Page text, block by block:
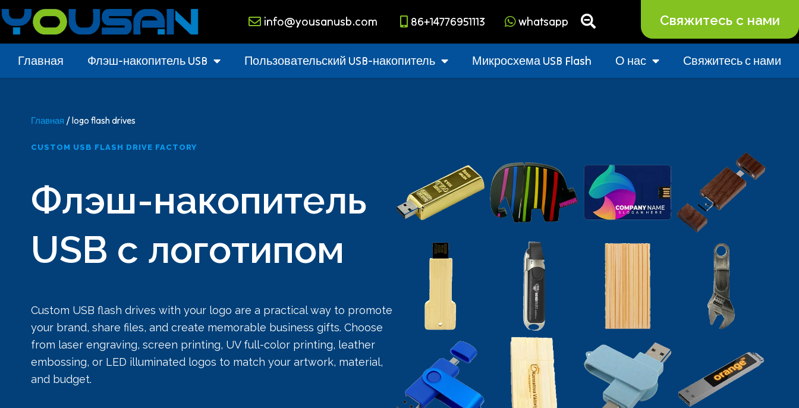
info@yousanusb.com 86+14776951113 whatsapp Свяжитесь с нами
Главная Флэш-накопитель USB Пользовательский USB-накопитель Микросхема USB Flash О нас Свяжитесь с нами
Главная / logo flash drives
CUSTOM USB FLASH DRIVE FACTORY
Флэш-накопитель
USB с логотипом
Custom USB flash drives with your logo are a practical way to promote
your brand, share files, and create memorable business gifts. Choose
from laser engraving, screen printing, UV full-color printing, leather
embossing, or LED illuminated logos to match your artwork, material,
and budget.